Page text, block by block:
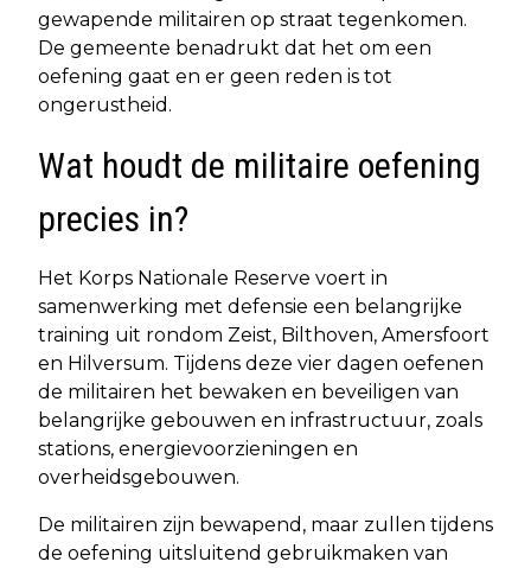
gewapende militairen op straat tegenkomen.
De gemeente benadrukt dat het om een
oefening gaat en er geen reden is tot
ongerustheid.
Wat houdt de militaire oefening
precies in?
Het Korps Nationale Reserve voert in
samenwerking met defensie een belangrijke
training uit rondom Zeist, Bilthoven, Amersfoort
en Hilversum. Tijdens deze vier dagen oefenen
de militairen het bewaken en beveiligen van
belangrijke gebouwen en infrastructuur, zoals
stations, energievoorzieningen en
overheidsgebouwen.
De militairen zijn bewapend, maar zullen tijdens
de oefening uitsluitend gebruikmaken van